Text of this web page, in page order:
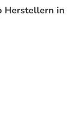
Herstellern in